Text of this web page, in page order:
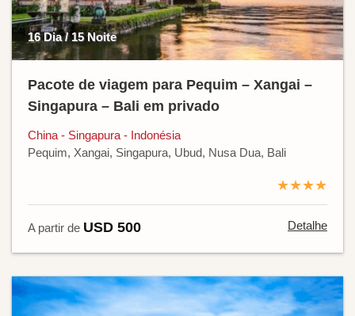
16 Dia / 15 Noite
Pacote de viagem para Pequim – Xangai –
Singapura – Bali em privado
China - Singapura - Indonésia
Pequim, Xangai, Singapura, Ubud, Nusa Dua, Bali
★★★★
A partir de USD 500 Detalhe